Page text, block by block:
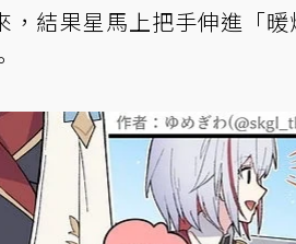
，結果星馬上把手伸進「